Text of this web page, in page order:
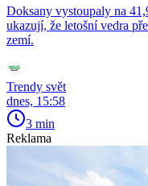
Doksany vystoupaly na
ukazují, že letošní vedra
zemí.
Trendy svět
dnes, 15:58
3 min
Reklama